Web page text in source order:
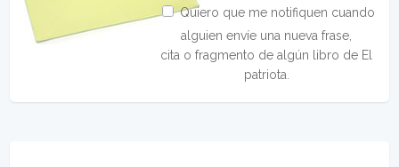
Quiero que me notifiquen cuando
alguien envíe una nueva frase,
cita o fragmento de algún libro de El
patriota.